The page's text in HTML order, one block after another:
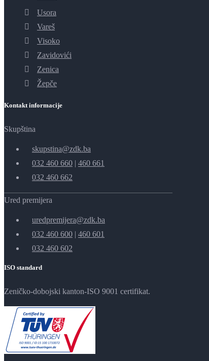
Usora
Vareš
Visoko
Zavidovići
Zenica
Žepče
Kontakt informacije
Skupština
skupstina@zdk.ba
032 460 660 | 460 661
032 460 662
Ured premijera
uredpremijera@zdk.ba
032 460 600 | 460 601
032 460 602
ISO standard
Zeničko-dobojski kanton-ISO 9001 certifikat.